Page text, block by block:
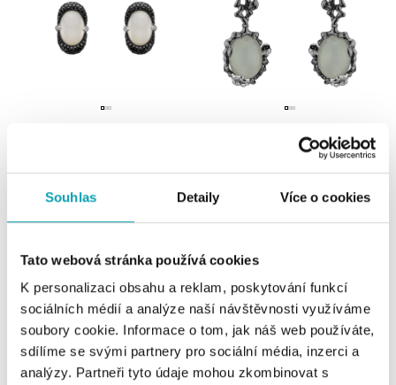
Souhlas Detaily Více o cookies
Tato webová stránka používá cookies
K personalizaci obsahu a reklam, poskytování funkcí
sociálních médií a analýze naší návštěvnosti využíváme
soubory cookie. Informace o tom, jak náš web používáte,
sdílíme se svými partnery pro sociální média, inzerci a
analýzy. Partneři tyto údaje mohou zkombinovat s
diamanty Black and White Alchemy
Náušnice s měsíčním kamenem a
diamanty Night Romance
od 154 841 Kč